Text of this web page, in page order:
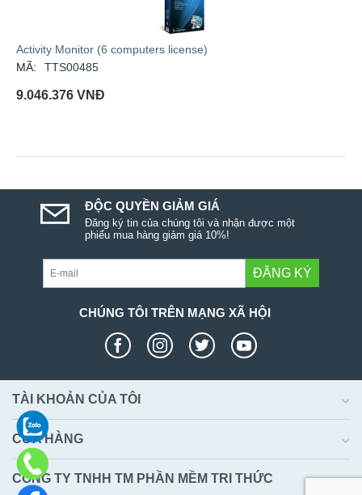
Activity Monitor (6 computers license)
MÃ:
TTS00485
9.046.376 VNĐ
ĐỘC QUYỀN GIẢM GIÁ
Đăng ký tin của chúng tôi và nhận được một
phiếu mua hàng giảm giá 10%!
ĐĂNG KÝ
CHÚNG TÔI TRÊN MẠNG XÃ HỘI
TÀI KHOẢN CỦA TÔI
CỬA HÀNG
CÔNG TY TNHH TM PHẦN MỀM TRI THỨC